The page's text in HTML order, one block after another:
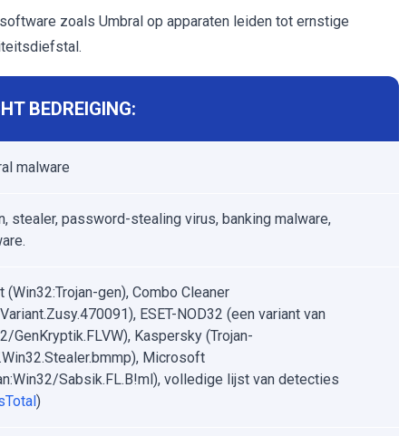
zoals Umbral op apparaten leiden tot ernstige
BEDREIGING:
malware
stealer, password-stealing virus, banking malware,
(Win32:Trojan-gen), Combo Cleaner
ESET-NOD32 (een variant van
GenKryptik.FLVW), Kaspersky (Trojan-
Microsoft
Sabsik.FL.B!ml), volledige lijst van detecties
)